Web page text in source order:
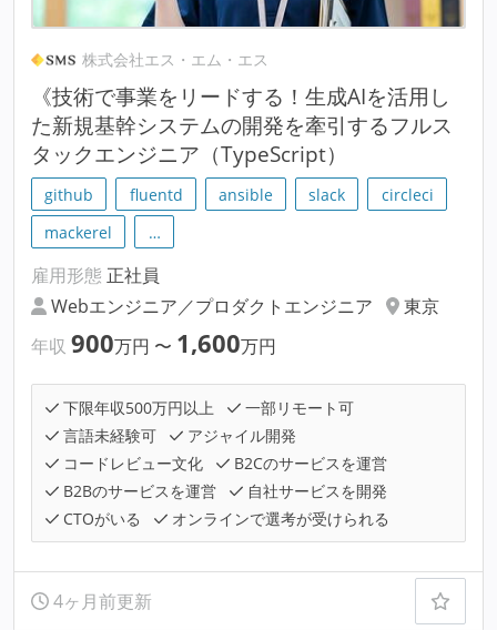
株式会社エス・エム・エス
《技術で事業をリードする！生成AIを活用し
た新規基幹システムの開発を牽引するフルス
タックエンジニア（TypeScript）
github fluentd ansible slack
circleci
mackerel
…
雇用形態 正社員
Webエンジニア／プロダクトエンジニア
東京
年収 900万円 〜 1,600万円
下限年収500万円以上
一部リモート可
言語未経験可
アジャイル開発
コードレビュー文化
B2Cのサービスを運営
B2Bのサービスを運営
自社サービスを開発
CTOがいる
オンラインで選考が受けられる
4ヶ月前更新